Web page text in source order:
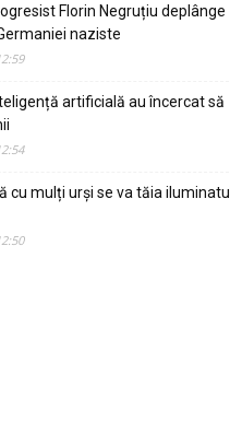
Florin Negruțiu deplânge
naziste
artificială au încercat să
cu mulți urși se va tăia iluminatul